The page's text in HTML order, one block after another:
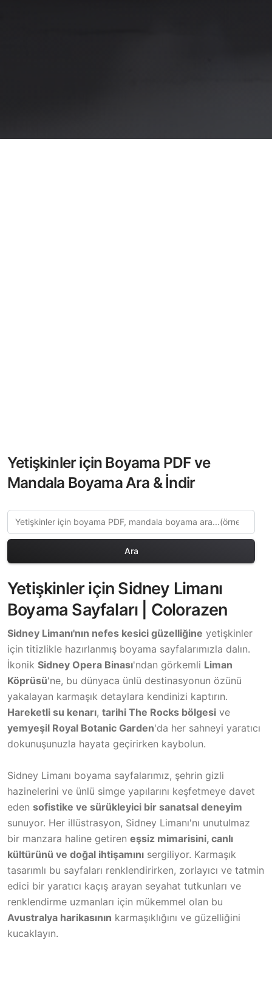
Yetişkinler için Boyama PDF ve
Mandala Boyama Ara & İndir
Ara
Yetişkinler için Sidney Limanı
Boyama Sayfaları | Colorazen
Sidney Limanı'nın nefes kesici güzelliğine yetişkinler
için titizlikle hazırlanmış boyama sayfalarımızla dalın.
İkonik Sidney Opera Binası'ndan görkemli Liman
Köprüsü'ne, bu dünyaca ünlü destinasyonun özünü
yakalayan karmaşık detaylara kendinizi kaptırın.
Hareketli su kenarı, tarihi The Rocks bölgesi ve
yemyeşil Royal Botanic Garden'da her sahneyi yaratıcı
dokunuşunuzla hayata geçirirken kaybolun.
Sidney Limanı boyama sayfalarımız, şehrin gizli
hazinelerini ve ünlü simge yapılarını keşfetmeye davet
eden sofistike ve sürükleyici bir sanatsal deneyim
sunuyor. Her illüstrasyon, Sidney Limanı'nı unutulmaz
bir manzara haline getiren eşsiz mimarisini, canlı
kültürünü ve doğal ihtişamını sergiliyor. Karmaşık
tasarımlı bu sayfaları renklendirirken, zorlayıcı ve tatmin
edici bir yaratıcı kaçış arayan seyahat tutkunları ve
renklendirme uzmanları için mükemmel olan bu
Avustralya harikasının karmaşıklığını ve güzelliğini
kucaklayın.